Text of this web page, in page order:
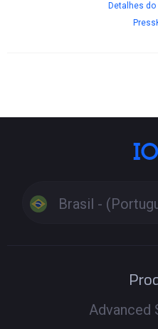
Detalhes do
Brasil -
Advanced